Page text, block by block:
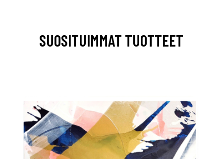
SUOSITUIMMAT TUOTTEET